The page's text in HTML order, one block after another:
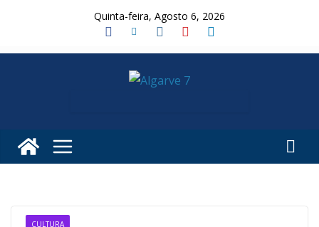
Quinta-feira, Agosto 6, 2026
CULTURA